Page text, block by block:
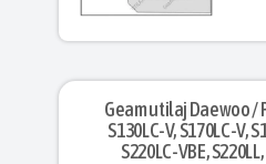
Geam utilaj Daewoo /
S130LC-V, S170LC-V,
S220LC-VBE,